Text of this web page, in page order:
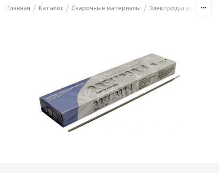
Главная / Каталог / Сварочные материалы / Электроды для сварки